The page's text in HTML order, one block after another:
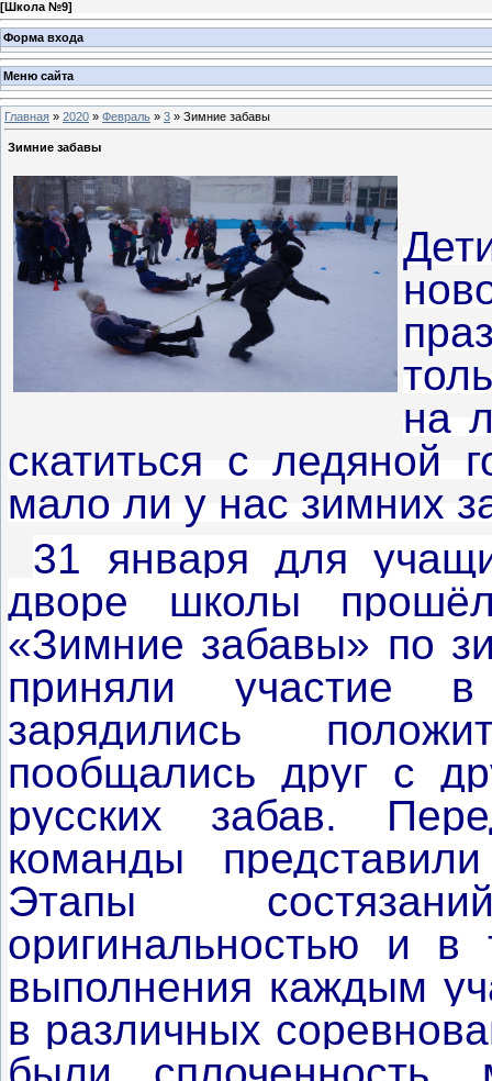
[Школа №9]
Форма входа
Меню сайта
Главная » 2020 » Февраль » 3 » Зимние забавы
Зимние забавы
на
скатиться с ледяной
мало ли у нас зимних
31 января для
дворе школы прошёл
«Зимние забавы» по
приняли участие в
зарядились
пообщались друг с
русских забав.
команды
Этапы
оригинальностью и
выполнения каждым
в различных